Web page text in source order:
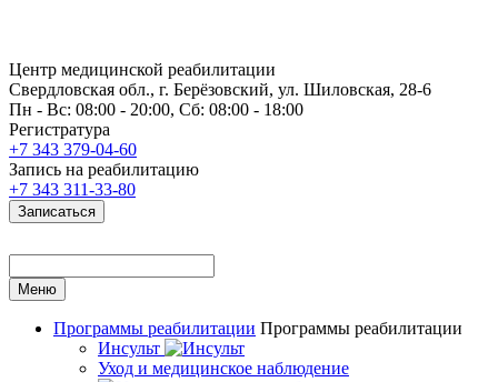
Центр медицинской реабилитации
Свердловская обл., г. Берёзовский, ул. Шиловская, 28-6
Пн - Вс: 08:00 - 20:00, Сб: 08:00 - 18:00
Регистратура
+7 343 379-04-60
Запись на реабилитацию
+7 343 311-33-80
Записаться
Меню
Программы реабилитации Программы реабилитации
Инсульт
Уход и медицинское наблюдение